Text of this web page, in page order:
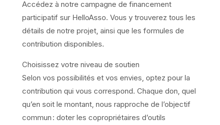
Accédez à notre campagne de financement
participatif sur HelloAsso. Vous y trouverez tous les
détails de notre projet, ainsi que les formules de
contribution disponibles.
Choisissez votre niveau de soutien
Selon vos possibilités et vos envies, optez pour la
contribution qui vous correspond. Chaque don, quel
qu’en soit le montant, nous rapproche de l’objectif
commun : doter les copropriétaires d’outils